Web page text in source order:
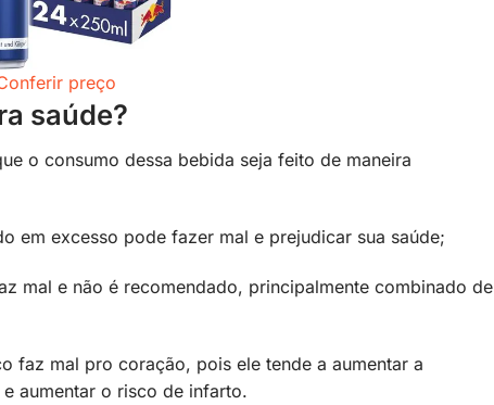
preço
saúde?
o consumo dessa bebida seja feito de maneira
em excesso pode fazer mal e prejudicar sua saúde;
mal e não é recomendado, principalmente combinado de
faz mal pro coração, pois ele tende a aumentar a
aumentar o risco de infarto.